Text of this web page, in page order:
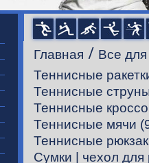
Главная / Все
Теннисные
Теннисные
Теннисные
Теннисные мячи
Теннисные
Cумки | чехол для